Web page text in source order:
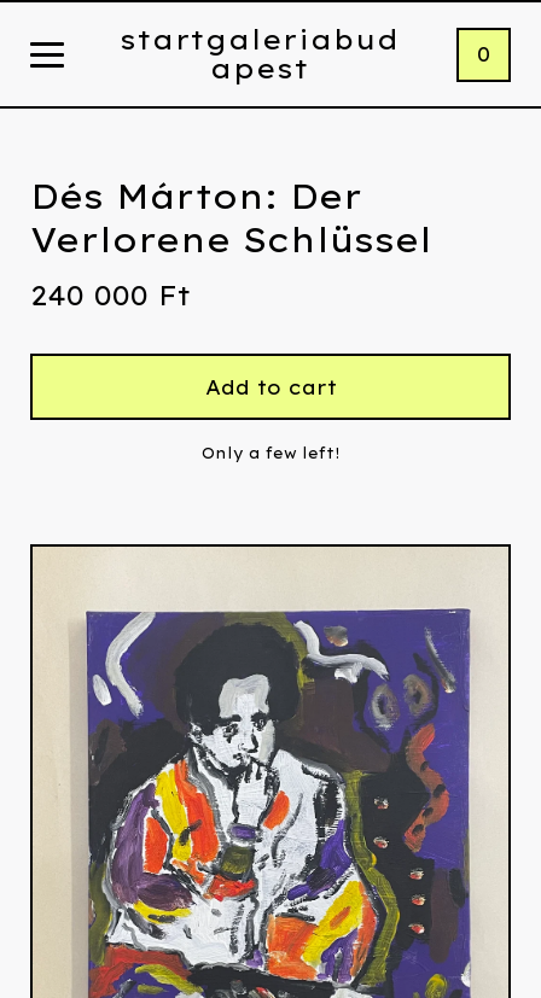
startgaleriabud
apest
0
Dés Márton: Der
Verlorene Schlüssel
240 000 Ft
Add to cart
Only a few left!